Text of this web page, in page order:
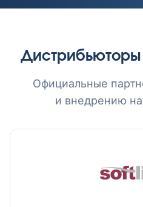
Дистрибьюторы
Официальные
и внедрению